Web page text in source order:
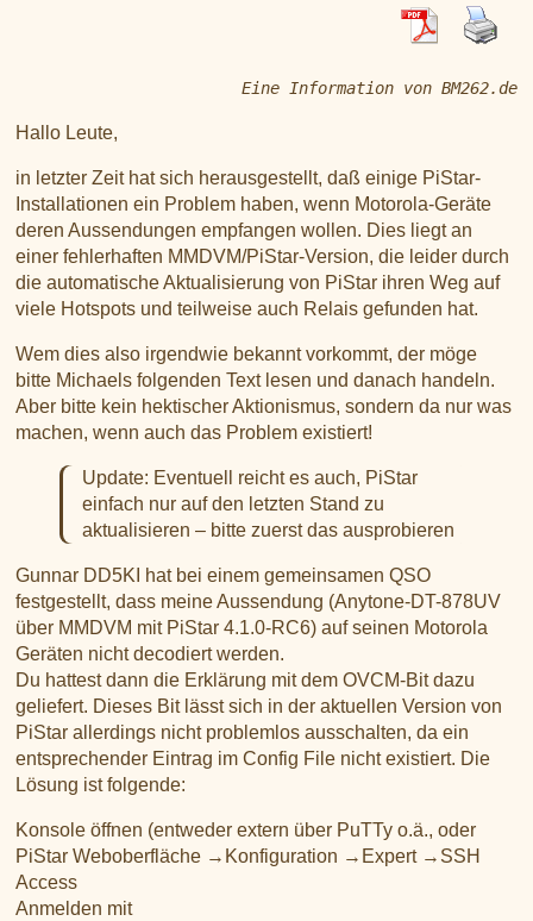
IPSC2 Hotspot
deutsche Räume im Wires-X
Eine Information von BM262.de
Hallo Leute,
in letzter Zeit hat sich herausgestellt, daß einige PiStar-
Installationen ein Problem haben, wenn Motorola-Geräte
deren Aussendungen empfangen wollen. Dies liegt an
einer fehlerhaften MMDVM/PiStar-Version, die leider durch
die automatische Aktualisierung von PiStar ihren Weg auf
viele Hotspots und teilweise auch Relais gefunden hat.
Wem dies also irgendwie bekannt vorkommt, der möge
bitte Michaels folgenden Text lesen und danach handeln.
Aber bitte kein hektischer Aktionismus, sondern da nur was
machen, wenn auch das Problem existiert!
Update: Eventuell reicht es auch, PiStar
einfach nur auf den letzten Stand zu
aktualisieren – bitte zuerst das ausprobieren
Gunnar DD5KI hat bei einem gemeinsamen QSO
festgestellt, dass meine Aussendung (Anytone-DT-878UV
über MMDVM mit PiStar 4.1.0-RC6) auf seinen Motorola
Geräten nicht decodiert werden.
Du hattest dann die Erklärung mit dem OVCM-Bit dazu
geliefert. Dieses Bit lässt sich in der aktuellen Version von
PiStar allerdings nicht problemlos ausschalten, da ein
entsprechender Eintrag im Config File nicht existiert. Die
Lösung ist folgende:
Konsole öffnen (entweder extern über PuTTy o.ä., oder
PiStar Weboberfläche →Konfiguration →Expert →SSH
Access
Anmelden mit